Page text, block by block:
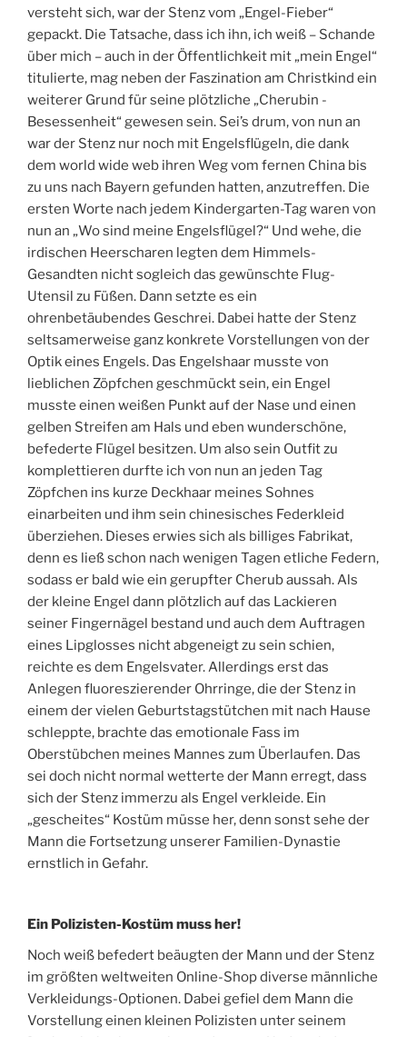
versteht sich, war der Stenz vom „Engel-Fieber“
gepackt. Die Tatsache, dass ich ihn, ich weiß – Schande
über mich – auch in der Öffentlichkeit mit „mein Engel“
titulierte, mag neben der Faszination am Christkind ein
weiterer Grund für seine plötzliche „Cherubin -
Besessenheit“ gewesen sein. Sei’s drum, von nun an
war der Stenz nur noch mit Engelsflügeln, die dank
dem world wide web ihren Weg vom fernen China bis
zu uns nach Bayern gefunden hatten, anzutreffen. Die
ersten Worte nach jedem Kindergarten-Tag waren von
nun an „Wo sind meine Engelsflügel?“ Und wehe, die
irdischen Heerscharen legten dem Himmels-
Gesandten nicht sogleich das gewünschte Flug-
Utensil zu Füßen. Dann setzte es ein
ohrenbetäubendes Geschrei. Dabei hatte der Stenz
seltsamerweise ganz konkrete Vorstellungen von der
Optik eines Engels. Das Engelshaar musste von
lieblichen Zöpfchen geschmückt sein, ein Engel
musste einen weißen Punkt auf der Nase und einen
gelben Streifen am Hals und eben wunderschöne,
befederte Flügel besitzen. Um also sein Outfit zu
komplettieren durfte ich von nun an jeden Tag
Zöpfchen ins kurze Deckhaar meines Sohnes
einarbeiten und ihm sein chinesisches Federkleid
überziehen. Dieses erwies sich als billiges Fabrikat,
denn es ließ schon nach wenigen Tagen etliche Federn,
sodass er bald wie ein gerupfter Cherub aussah. Als
der kleine Engel dann plötzlich auf das Lackieren
seiner Fingernägel bestand und auch dem Auftragen
eines Lipglosses nicht abgeneigt zu sein schien,
reichte es dem Engelsvater. Allerdings erst das
Anlegen fluoreszierender Ohrringe, die der Stenz in
einem der vielen Geburtstagstütchen mit nach Hause
schleppte, brachte das emotionale Fass im
Oberstübchen meines Mannes zum Überlaufen. Das
sei doch nicht normal wetterte der Mann erregt, dass
sich der Stenz immerzu als Engel verkleide. Ein
„gescheites“ Kostüm müsse her, denn sonst sehe der
Mann die Fortsetzung unserer Familien-Dynastie
ernstlich in Gefahr.
Ein Polizisten-Kostüm muss her!
Noch weiß befedert beäugten der Mann und der Stenz
im größten weltweiten Online-Shop diverse männliche
Verkleidungs-Optionen. Dabei gefiel dem Mann die
Vorstellung einen kleinen Polizisten unter seinem